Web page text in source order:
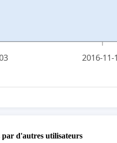
2016-11-
par d'autres utilisateurs